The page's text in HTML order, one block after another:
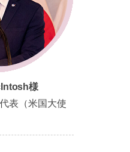
様
表（米国大使